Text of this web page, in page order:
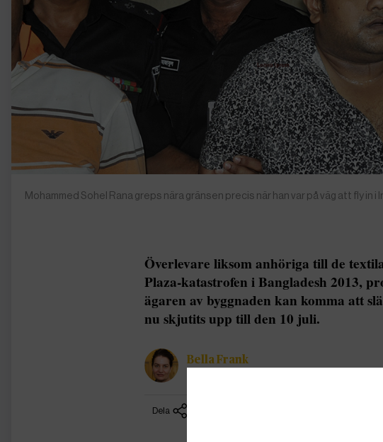
Mohammed Sohel Rana greps nära gränsen precis när han var på väg att fly in i
Överlevare liksom anhöriga till de
Plaza-katastrofen i Bangladesh 2013,
ägaren av byggnaden kan komma att
nu skjutits upp till den 10 juli.
Bella Frank
Dela